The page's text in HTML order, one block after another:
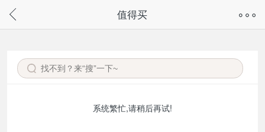
请通过微信或支付宝搜“奇兔客小程序”访问
值得买
系统繁忙,请稍后再试!